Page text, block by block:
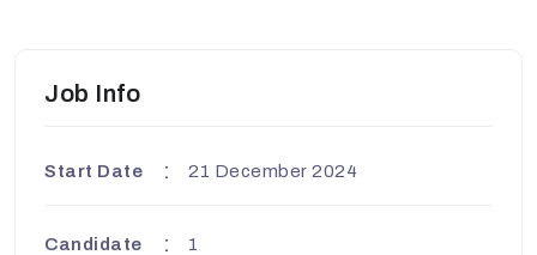
Job Info
Start Date 21 December 2024
Candidate
1